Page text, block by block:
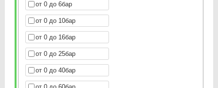
от 0 до 6бар
от 0 до 10бар
от 0 до 16бар
от 0 до 25бар
от 0 до 40бар